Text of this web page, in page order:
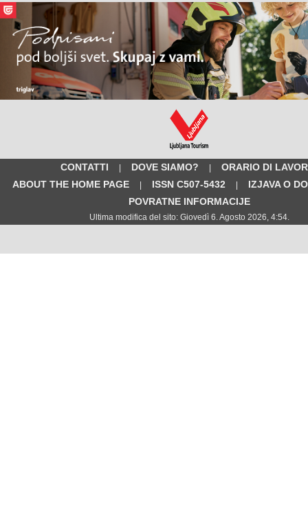
CONTATTI | DOVE SIAMO? |
ORARIO DI
ABOUT THE HOME PAGE
| ISSN C507-5432 |
IZJAVA O
POVRATNE INFORMACIJE
Ultima modifica del sito: Giovedì 6. Agosto 2026, 4:54.